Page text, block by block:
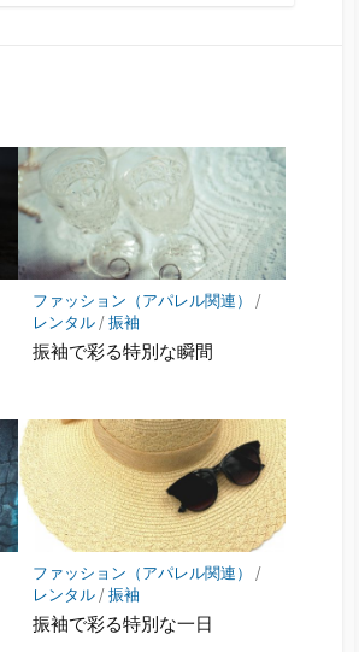
ファッション（アパレル関連）
/
レンタル/振袖
振袖で彩る特別な瞬間
ファッション（アパレル関連）
/
レンタル/振袖
振袖で彩る特別な一日